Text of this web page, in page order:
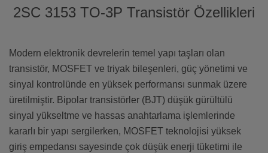
2SC 3153 TO-3P Transistör Özellikleri
Modern elektronik devrelerin temel yapı taşları olan
transistör, MOSFET ve triyak bileşenleri, güç yönetimi ve
sinyal kontrolünde en yüksek performansı sunmak üzere
üretilmiştir. Bipolar transistörler (BJT) düşük gürültülü
sinyal yükseltme ve hassas anahtarlama işlemlerinde
kararlı bir yapı sergilerken, MOSFET teknolojisi yüksek
giriş empedansı sayesinde çok düşük enerji tüketimi ile